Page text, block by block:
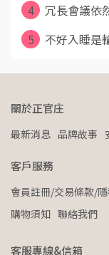
4
冗長會議依
5
不好入睡是
關於正官庄
最新消息 品牌故事
客戶服務
會員註冊/交易條款/
購物須知 聯絡我們
客服專線&信箱